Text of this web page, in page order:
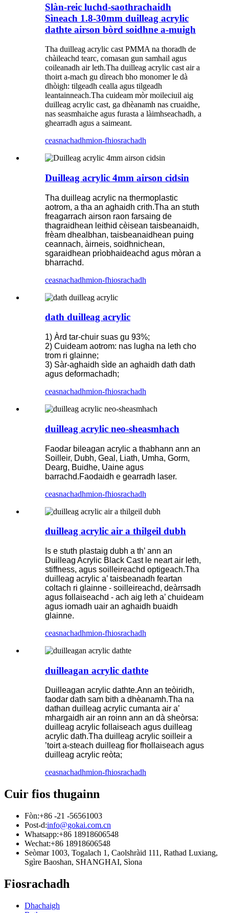
Slàn-reic luchd-saothrachaidh
Sìneach 1.8-30mm duilleag acrylic
dathte airson bòrd soidhne a-muigh
Tha duilleag acrylic cast PMMA na thoradh de
chàileachd tearc, comasan gun samhail agus
coileanadh air leth.Tha duilleag acrylic cast air a
thoirt a-mach gu dìreach bho monomer le dà
dhòigh: tilgeadh cealla agus tilgeadh
leantainneach.Tha cuideam mòr moileciuil aig
duilleag acrylic cast, ga dhèanamh nas cruaidhe,
nas seasmhaiche agus furasta a làimhseachadh, a
ghearradh agus a saimeant.
ceasnachadhmion-fhiosrachadh
Duilleag acrylic 4mm airson cidsin
Tha duilleag acrylic na thermoplastic
aotrom, a tha an aghaidh crith.Tha an stuth
freagarrach airson raon farsaing de
thagraidhean leithid cèisean taisbeanaidh,
frèam dhealbhan, taisbeanaidhean puing
ceannach, àirneis, soidhnichean,
sgaraidhean prìobhaideachd agus mòran a
bharrachd.
ceasnachadhmion-fhiosrachadh
dath duilleag acrylic
1) Àrd tar-chuir suas gu 93%;
2) Cuideam aotrom: nas lugha na leth cho
trom ri glainne;
3) Sàr-aghaidh sìde an aghaidh dath dath
agus deformachadh;
ceasnachadhmion-fhiosrachadh
duilleag acrylic neo-sheasmhach
Faodar bileagan acrylic a thabhann ann an
Soilleir, Dubh, Geal, Liath, Umha, Gorm,
Dearg, Buidhe, Uaine agus
barrachd.Faodaidh e gearradh laser.
ceasnachadhmion-fhiosrachadh
duilleag acrylic air a thilgeil dubh
Is e stuth plastaig dubh a th’ ann an
Duilleag Acrylic Black Cast le neart air leth,
stiffness, agus soilleireachd optigeach.Tha
duilleag acrylic a’ taisbeanadh feartan
coltach ri glainne - soilleireachd, deàrrsadh
agus follaiseachd - ach aig leth a’ chuideam
agus iomadh uair an aghaidh buaidh
glainne.
ceasnachadhmion-fhiosrachadh
duilleagan acrylic dathte
Duilleagan acrylic dathte.Ann an teòiridh,
faodar dath sam bith a dhèanamh.Tha na
dathan duilleag acrylic cumanta air a’
mhargaidh air an roinn ann an dà sheòrsa:
duilleag acrylic follaiseach agus duilleag
acrylic dath.Tha duilleag acrylic soilleir a
’toirt a-steach duilleag fìor fhollaiseach agus
duilleag acrylic reòta;
ceasnachadhmion-fhiosrachadh
Cuir fios thugainn
Fòn:+86 -21 -56561003
Post-d:info@gokai.com.cn
Whatsapp:+86 18918606548
Wechat:+86 18918606548
Seòmar 1003, Togalach 1, Caolshràid 111, Rathad Luxiang,
Sgìre Baoshan, SHANGHAI, Sìona
Fiosrachadh
Dhachaigh